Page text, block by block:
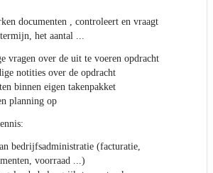
documenten , controleert en vraagt
het aantal ...
vragen over de uit te voeren opdracht
notities over de opdracht
binnen eigen takenpakket
planning op
bedrijfsadministratie (facturatie,
voorraad ...)